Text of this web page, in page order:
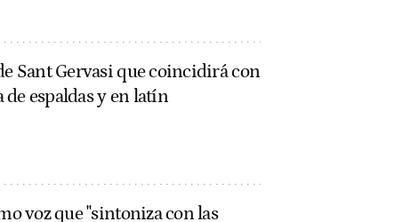
Sant Gervasi que coincidirá con
de espaldas y en latín
voz que "sintoniza con las